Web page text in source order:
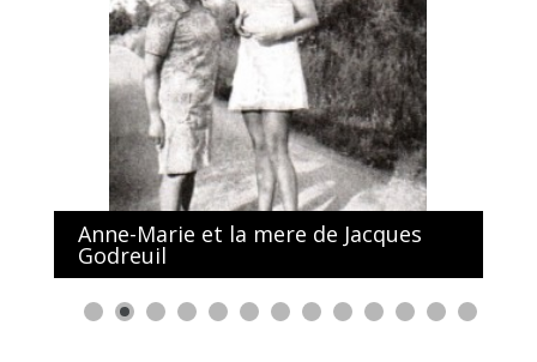
Anne-Marie et la mere de Jacques
Godreuil